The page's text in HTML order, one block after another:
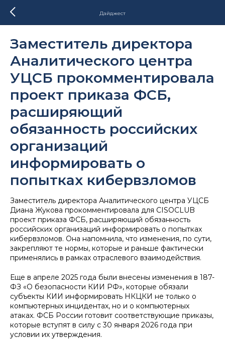
Дайджест
Заместитель директора
Аналитического центра
УЦСБ прокомментировала
проект приказа ФСБ,
расширяющий
обязанность российских
организаций
информировать о
попытках кибервзломов
Заместитель директора Аналитического центра УЦСБ
Диана Жукова прокомментировала для CISOCLUB
проект приказа ФСБ, расширяющий обязанность
российских организаций информировать о попытках
кибервзломов. Она напомнила, что изменения, по сути,
закрепляют те нормы, которые и раньше фактически
применялись в рамках отраслевого взаимодействия.
Еще в апреле 2025 года были внесены изменения в 187-
ФЗ «О безопасности КИИ РФ», которые обязали
субъекты КИИ информировать НКЦКИ не только о
компьютерных инцидентах, но и о компьютерных
атаках. ФСБ России готовит соответствующие приказы,
которые вступят в силу с 30 января 2026 года при
условии их утверждения.